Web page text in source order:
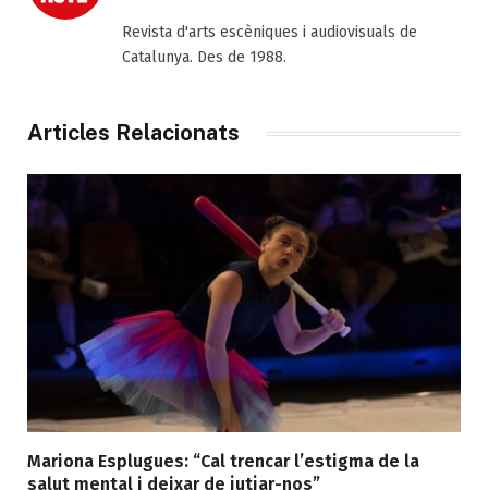
Revista d'arts escèniques i audiovisuals de
Catalunya. Des de 1988.
Articles Relacionats
Mariona Esplugues: “Cal trencar l’estigma de la
salut mental i deixar de jutjar-nos”